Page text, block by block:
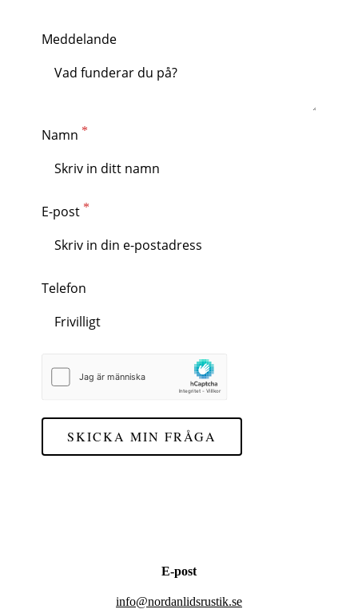
Meddelande
Namn
E-post
Telefon
SKICKA MIN FRÅGA
E-post
info@nordanlidsrustik.se